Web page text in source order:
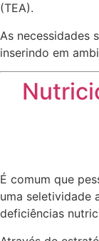
(TEA).
As necessidades
inserindo em
É comum que
uma seletividade
deficiências